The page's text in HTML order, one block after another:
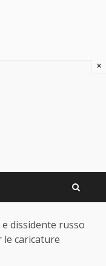
dissidente russo
le caricature
×